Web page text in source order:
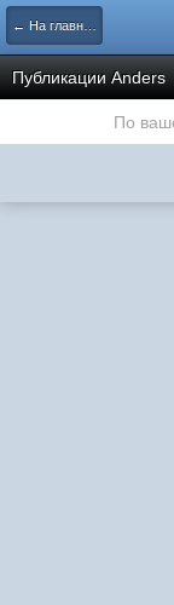
← На главную
Публикации Anders
По